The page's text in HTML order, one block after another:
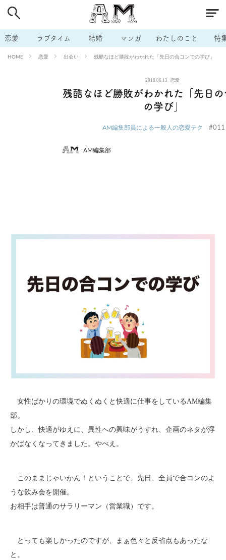
恋愛 ラブタイム 結婚 マンガ わたしのこと 特
HOME 恋愛 出会い 残酷なほど勝敗がわかれた「先日の合コンでの学び」
2018.06.13 恋愛
残酷なほど勝敗がわかれた「先日
の学び」
AM編集部員による一般人の恋愛テク #011
AM編集部
女性ばかりの環境でぬくぬくと快適に仕事をしているAM編集
部。
しかし、快適がゆえに、異性への興味がうすれ、企画のネタが浮
かばなくなってきました。やべえ。
このままじゃいかん！ということで、先日、全員で合コンのよ
うな飲み会を開催。
お相手は普通のサラリーマン（営業職）です。
とっても楽しかったのですが、まぁ色々と反省点もあったな
と。
# 男の本音 # セフレ # 不倫
# 出会う方法 # マッチングアプリ # ラブグッズ # 体の相